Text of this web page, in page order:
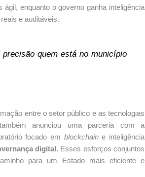
enquanto o governo ganha inteligência
e auditáveis.
quem está no município
entre o setor público e as tecnologias
anunciou uma parceria com a
focado em blockchaine inteligência
digital. Esses esforços conjuntos
para um Estado mais eficiente e